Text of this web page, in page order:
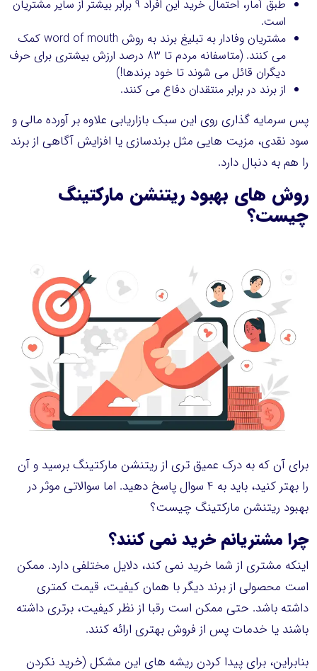
طبق آمار، احتمال خرید این افراد 9 برابر بیشتر از سایر مشتریان
است.
مشتریان وفادار به تبلیغ برند به روش word of mouth کمک
می کنند. (متاسفانه مردم تا 83 درصد ارزش بیشتری برای حرف
دیگران قائل می شوند تا خود برندها!)
از برند در برابر منتقدان دفاع می کنند.
پس سرمایه گذاری روی این سبک بازاریابی علاوه بر آورده مالی و
سود نقدی، مزیت هایی مثل برندسازی یا افزایش آگاهی از برند
را هم به دنبال دارد.
روش های بهبود ریتنشن مارکتینگ
چیست؟
برای آن که به درک عمیق تری از ریتنشن مارکتینگ برسید و آن
را بهتر کنید، باید به 4 سوال پاسخ دهید. اما سوالاتی موثر در
بهبود ریتنشن مارکتینگ چیست؟
چرا مشتریانمخرید نمی کنند؟
اینکه مشتری از شما خرید نمی کند، دلایل مختلفی دارد. ممکن
است محصولی از برند دیگر با همان کیفیت، قیمت کمتری
داشته باشد. حتی ممکن است رقبا از نظر کیفیت، برتری داشته
باشند یا خدمات پس از فروش بهتری ارائه کنند.
بنابراین، برای پیدا کردن ریشه های این مشکل (خرید نکردن